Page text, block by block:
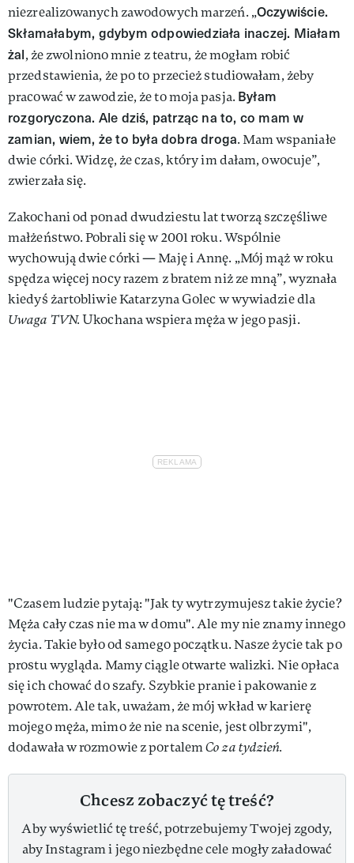
niezrealizowanych zawodowych marzeń. „Oczywiście.
Skłamałabym, gdybym odpowiedziała inaczej. Miałam
żal, że zwolniono mnie z teatru, że mogłam robić
przedstawienia, że po to przecież studiowałam, żeby
pracować w zawodzie, że to moja pasja. Byłam
rozgoryczona. Ale dziś, patrząc na to, co mam w
zamian, wiem, że to była dobra droga. Mam wspaniałe
dwie córki. Widzę, że czas, który im dałam, owocuje”,
zwierzała się.
Zakochani od ponad dwudziestu lat tworzą szczęśliwe
małżeństwo. Pobrali się w 2001 roku. Wspólnie
wychowują dwie córki — Maję i Annę. „Mój mąż w roku
spędza więcej nocy razem z bratem niż ze mną”, wyznała
kiedyś żartobliwie Katarzyna Golec w wywiadzie dla
Uwaga TVN.Ukochana wspiera męża w jego pasji.
"Czasem ludzie pytają: "Jak ty wytrzymujesz takie życie?
Męża cały czas nie ma w domu". Ale my nie znamy innego
życia. Takie było od samego początku. Nasze życie tak po
prostu wygląda. Mamy ciągle otwarte walizki. Nie opłaca
się ich chować do szafy. Szybkie pranie i pakowanie z
powrotem. Ale tak, uważam, że mój wkład w karierę
mojego męża, mimo że nie na scenie, jest olbrzymi",
dodawała w rozmowie z portalemCo za tydzień.
Chcesz zobaczyć tę treść?
Aby wyświetlić tę treść, potrzebujemy Twojej zgody,
aby Instagram i jego niezbędne cele mogły załadować